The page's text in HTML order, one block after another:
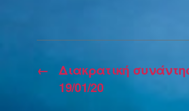
←
Διακρατική
19/01/20